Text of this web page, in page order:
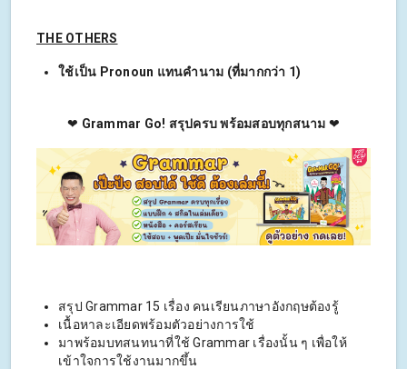
THE OTHERS
ใช้เป็น Pronoun แทนคำนาม (ที่มากกว่า 1)
❤ Grammar Go! สรุปครบ พร้อมสอบทุกสนาม ❤
สรุป Grammar 15 เรื่อง คนเรียนภาษาอังกฤษต้องรู้
เนื้อหาละเอียดพร้อมตัวอย่างการใช้
มาพร้อมบทสนทนาที่ใช้ Grammar เรื่องนั้น ๆ เพื่อให้
เข้าใจการใช้งานมากขึ้น